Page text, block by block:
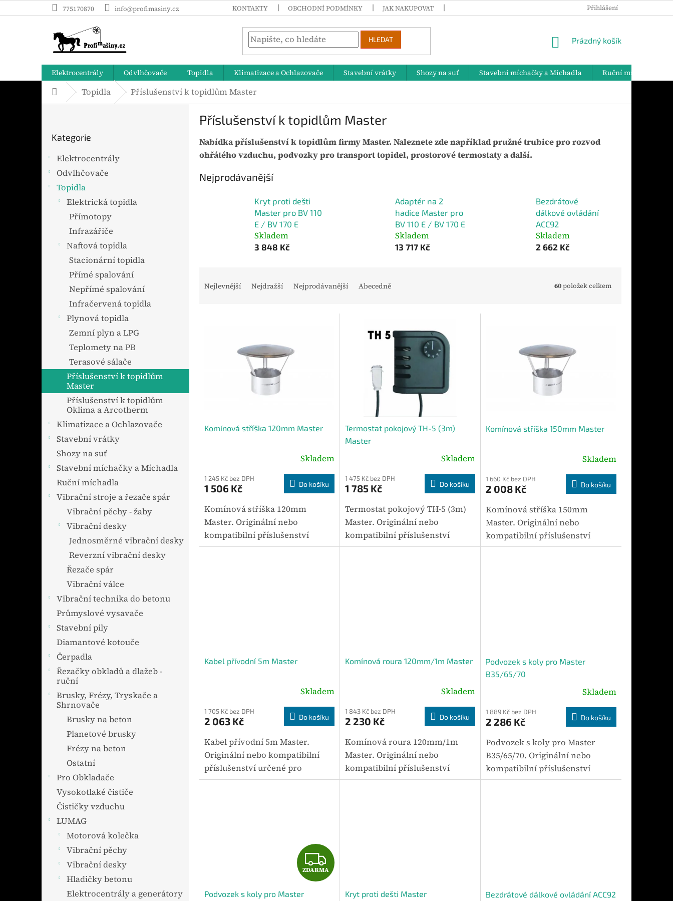
na
775170870 info@profimasiny.cz KONTAKTY OBCHODNÍ PODMÍNKY JAK NAKUPOVAT DOPRAVA A PLATBY
Přihlášení
HLEDAT
NÁKUPNÍ
Prázdný košík
Elektrocentrály Odvlhčovače Topidla Klimatizace a Ochlazovače Stavební vrátky Shozy na suť Stavební míchačky a Míchadla Ruční míchadla
DomůTopidla Příslušenství k topidlům Master
kategorie
Kategorie
Elektrocentrály
Odvlhčovače
Topidla
Elektrická topidla
Přímotopy
Infrazářiče
Naftová topidla
Stacionární topidla
Přímé spalování
Nepřímé spalování
Infračervená topidla
Plynová topidla
Zemní plyn a LPG
Teplomety na PB
Terasové sálače
Příslušenství k topidlům
Master
Příslušenství k topidlům
Oklima a Arcotherm
Klimatizace a Ochlazovače
Stavební vrátky
Shozy na suť
Stavební míchačky a Míchadla
Ruční míchadla
Vibrační stroje a řezače spár
Vibrační pěchy - žaby
Vibrační desky
Jednosměrné vibrační desky
Reverzní vibrační desky
Řezače spár
Vibrační válce
Vibrační technika do betonu
Průmyslové vysavače
Stavební pily
Diamantové kotouče
Čerpadla
Řezačky obkladů a dlažeb -
ruční
Brusky, Frézy, Tryskače a
Shrnovače
Brusky na beton
Planetové brusky
Frézy na beton
Ostatní
Pro Obkladače
Vysokotlaké čističe
Čističky vzduchu
LUMAG
Motorová kolečka
Vibrační pěchy
Vibrační desky
Hladičky betonu
Elektrocentrály a generátory
Příslušenství k topidlům Master
Nabídka příslušenství k topidlům firmy Master. Naleznete zde například pružné trubice pro rozvod
ohřátého vzduchu, podvozky pro transport topidel, prostorové termostaty a další.
Nejprodávanější
Kryt proti dešti
Master pro BV 110
E / BV 170 E
Skladem
3 848 Kč
Adaptér na 2
hadice Master pro
BV 110 E / BV 170 E
Skladem
13 717 Kč
Bezdrátové
dálkové ovládání
ACC92
Skladem
2 662 Kč
Nejlevnější Nejdražší Nejprodávanější Abecedně 60položek celkem
Komínová stříška 120mm Master
Skladem
1 245 Kč bez DPH
1 506 Kč Do košíku
Komínová stříška 120mm
Master. Originální nebo
kompatibilní příslušenství
určené pro vybrané modely
Termostat pokojový TH-5 (3m)
Master
Skladem
1 475 Kč bez DPH
1 785 Kč Do košíku
Termostat pokojový TH-5 (3m)
Master. Originální nebo
kompatibilní příslušenství
určené pro vybrané modely
Komínová stříška 150mm Master
Skladem
1 660 Kč bez DPH
2 008 Kč Do košíku
Komínová stříška 150mm
Master. Originální nebo
kompatibilní příslušenství
určené pro vybrané modely
Kabel přívodní 5m Master
Skladem
1 705 Kč bez DPH
2 063 Kč Do košíku
Kabel přívodní 5m Master.
Originální nebo kompatibilní
příslušenství určené pro
vybrané modely zařízení
Komínová roura 120mm/1m Master
Skladem
1 843 Kč bez DPH
2 230 Kč Do košíku
Komínová roura 120mm/1m
Master. Originální nebo
kompatibilní příslušenství
určené pro vybrané modely
Podvozek s koly pro Master
B35/65/70
Skladem
1 889 Kč bez DPH
2 286 Kč Do košíku
Podvozek s koly pro Master
B35/65/70. Originální nebo
kompatibilní příslušenství
určené pro vybrané modely
Z
D
ZDARMA
Podvozek s koly pro Master
Kryt proti dešti Master Bezdrátové dálkové ovládání ACC92